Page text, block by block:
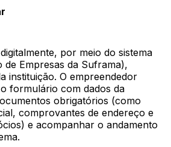
por meio do sistema
de Empresas da Suframa),
instituição. O empreendedor
formulário com dados da
obrigatórios (como
comprovantes de endereço e
e acompanhar o andamento